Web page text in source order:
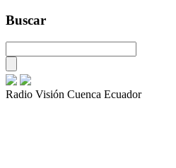
Buscar
Radio Visión Cuenca Ecuador